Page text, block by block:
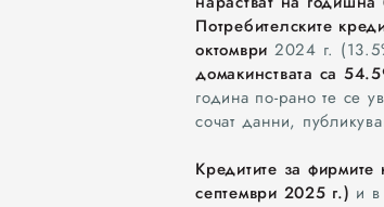
Потребителските
октомври 2024 г.
домакинствата са
година по-рано те се
сочат данни,
Кредитите за
септември 2025 г.) и